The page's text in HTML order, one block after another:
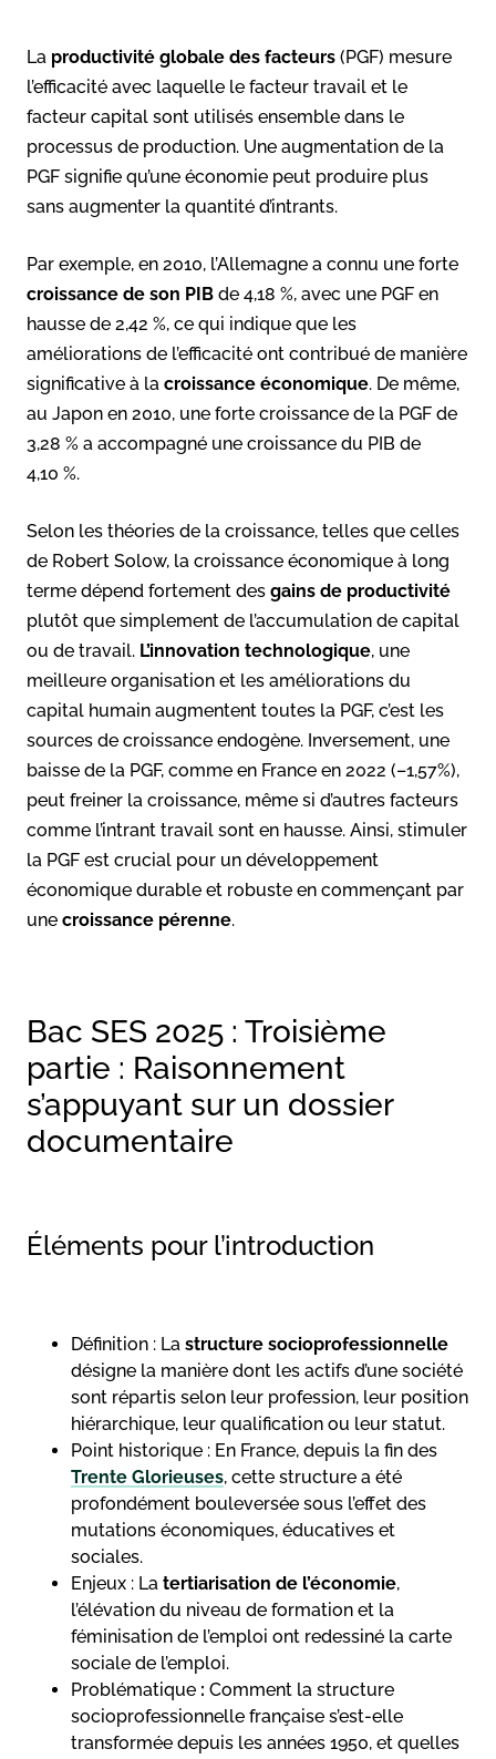
La productivité globale des facteurs (PGF) mesure
l’efficacité avec laquelle le facteur travail et le
facteur capital sont utilisés ensemble dans le
processus de production. Une augmentation de la
PGF signifie qu’une économie peut produire plus
sans augmenter la quantité d’intrants.
Par exemple, en 2010, l’Allemagne a connu une forte
croissance de son PIB de 4,18 %, avec une PGF en
hausse de 2,42 %, ce qui indique que les
améliorations de l’efficacité ont contribué de manière
significative à la croissance économique. De même,
au Japon en 2010, une forte croissance de la PGF de
3,28 % a accompagné une croissance du PIB de
4,10 %.
Selon les théories de la croissance, telles que celles
de Robert Solow, la croissance économique à long
terme dépend fortement des gains de productivité
plutôt que simplement de l’accumulation de capital
ou de travail. L’innovation technologique, une
meilleure organisation et les améliorations du
capital humain augmentent toutes la PGF, c’est les
sources de croissance endogène. Inversement, une
baisse de la PGF, comme en France en 2022 (–1,57%),
peut freiner la croissance, même si d’autres facteurs
comme l’intrant travail sont en hausse. Ainsi, stimuler
la PGF est crucial pour un développement
économique durable et robuste en commençant par
une croissance pérenne.
Bac SES 2025 : Troisième
partie : Raisonnement
s’appuyant sur un dossier
documentaire
Éléments pour l’introduction
Définition : La structure socioprofessionnelle
désigne la manière dont les actifs d’une société
sont répartis selon leur profession, leur position
hiérarchique, leur qualification ou leur statut.
Point historique : En France, depuis la fin des
Trente Glorieuses, cette structure a été
profondément bouleversée sous l’effet des
mutations économiques, éducatives et
sociales.
Enjeux : La tertiarisation de l’économie,
l’élévation du niveau de formation et la
féminisation de l’emploi ont redessiné la carte
sociale de l’emploi.
Problématique : Comment la structure
socioprofessionnelle française s’est-elle
transformée depuis les années 1950, et quelles